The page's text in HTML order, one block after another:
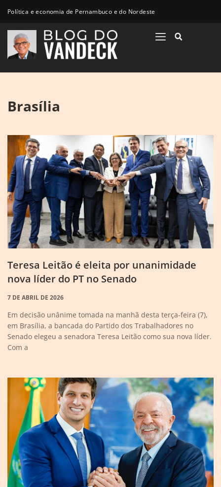
Política e economia de Pernambuco e do Nordeste
Brasília
Teresa Leitão é eleita por unanimidade
nova líder do PT no Senado
7 DE ABRIL DE 2026
Em decisão unânime tomada na manhã desta terça-feira (7),
em Brasília, a bancada do Partido dos Trabalhadores no
Senado elegeu a senadora Teresa Leitão como sua nova líder.
Com a